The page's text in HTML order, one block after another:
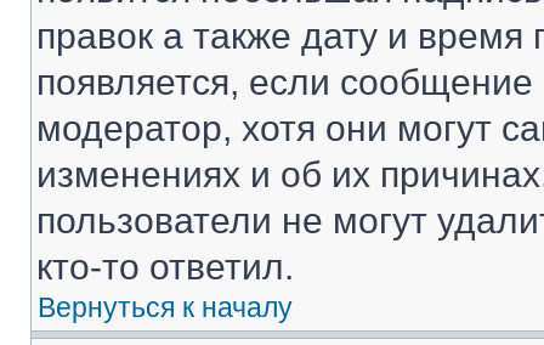
правок а также дату и
появляется, если
модератор, хотя они могут
изменениях и об их
пользователи не могут
кто-то ответил.
Вернуться к началу